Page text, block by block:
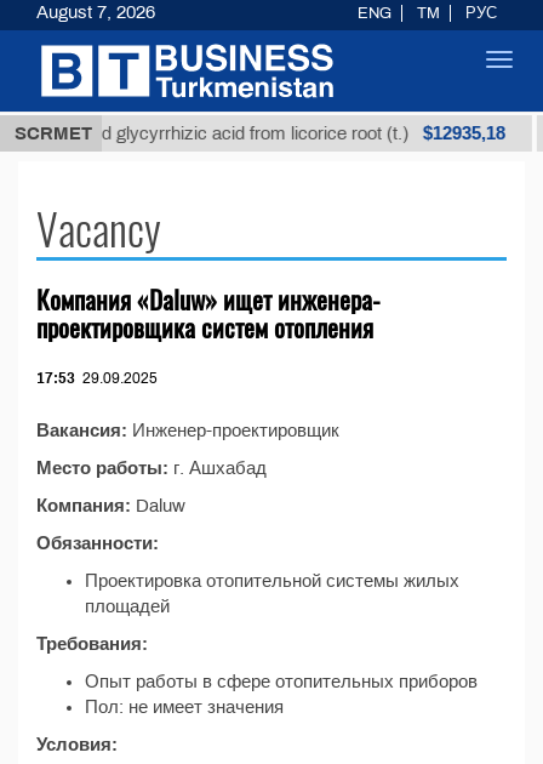
SCRMET
Unrefined glycyrrhizic acid from licorice root (t.) $12935,18
Vacancy
Компания «Daluw» ищет инженера-
проектировщика систем отопления
17:53 29.09.2025
Вакансия: Инженер-проектировщик
Место работы: г. Ашхабад
Компания: Daluw
Обязанности:
Проектировка отопительной системы жилых
площадей
Требования:
Опыт работы в сфере отопительных приборов
Пол: не имеет значения
Условия:
August 7, 2026 ENG TM РУС